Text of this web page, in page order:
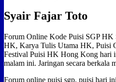
Syair Fajar Toto
Forum Online Kode Puisi SGP
HK, Karya Tulis Utama HK, Puisi
Festival Puisi HK Hong Kong hari
malam ini. Jaringan secara berkala
Forum online puisi sgp, puisi hari